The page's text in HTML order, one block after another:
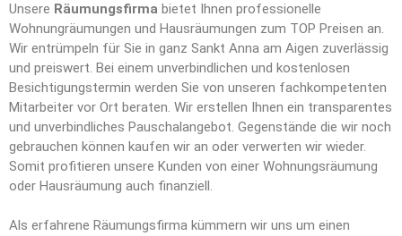
Unsere Räumungsfirma bietet Ihnen professionelle
Wohnungräumungen und Hausräumungen zum TOP Preisen an.
Wir entrümpeln für Sie in ganz Sankt Anna am Aigen zuverlässig
und preiswert. Bei einem unverbindlichen und kostenlosen
Besichtigungstermin werden Sie von unseren fachkompetenten
Mitarbeiter vor Ort beraten. Wir erstellen Ihnen ein transparentes
und unverbindliches Pauschalangebot. Gegenstände die wir noch
gebrauchen können kaufen wir an oder verwerten wir wieder.
Somit profitieren unsere Kunden von einer Wohnungsräumung
oder Hausräumung auch finanziell.
Als erfahrene Räumungsfirma kümmern wir uns um einen